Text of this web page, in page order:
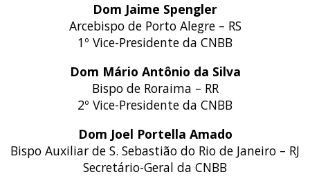
Dom Jaime Spengler
Arcebispo de Porto Alegre – RS
1º Vice-Presidente da CNBB
Dom Mário Antônio da Silva
Bispo de Roraima – RR
2º Vice-Presidente da CNBB
Dom Joel Portella Amado
Bispo Auxiliar de S. Sebastião do Rio de Janeiro – RJ
Secretário-Geral da CNBB